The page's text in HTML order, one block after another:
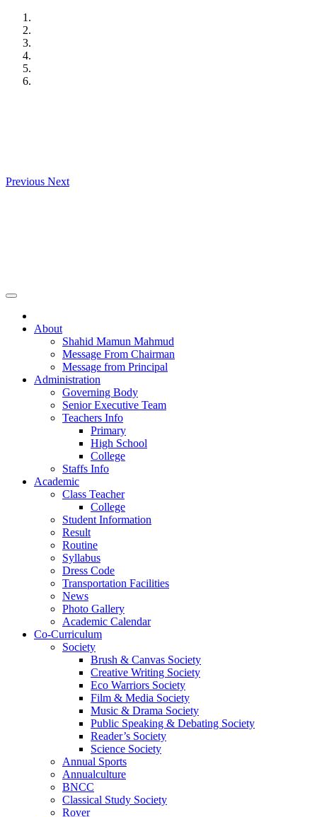
Skip
content
Previous Next
About
Shahid Mamun Mahmud
Message From Chairman
Message from Principal
Administration
Governing Body
Senior Executive Team
Teachers Info
Primary
High School
College
Staffs Info
Academic
Class Teacher
College
Student Information
Result
Routine
Syllabus
Dress Code
Transportation Facilities
News
Photo Gallery
Academic Calendar
Co-Curriculum
Society
Brush & Canvas Society
Creative Writing Society
Eco Warriors Society
Film & Media Society
Music & Drama Society
Public Speaking & Debating Society
Reader’s Society
Science Society
Annual Sports
Annualculture
BNCC
Classical Study Society
Rover